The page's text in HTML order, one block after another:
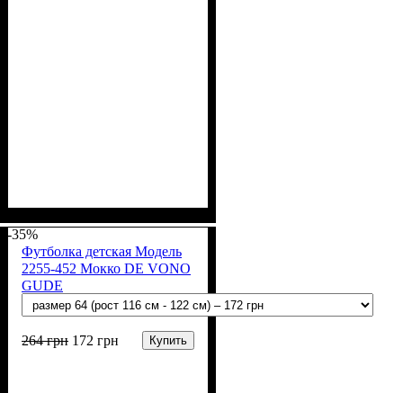
(94% х/б, 6% лайкра)
Синий, Чёрный
-35%
Футболка детская Модель
2255-452 Мокко DE VONO
GUDE
264грн 172 грн Купить